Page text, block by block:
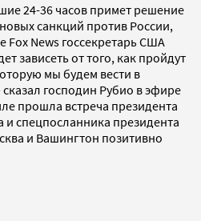
24-36 часов примет решение
санкций против России,
Fox News госсекретарь США
зависеть от того, как пройдут
мы будем вести в
господин Рубио в эфире
прошла встреча президента
спецпосланника президента
и Вашингтон позитивно